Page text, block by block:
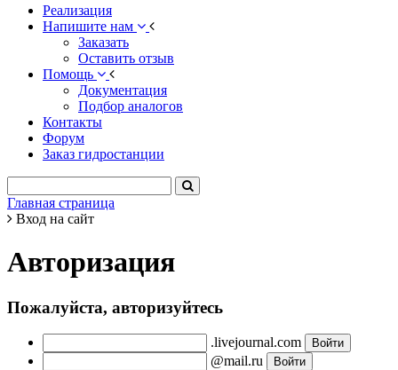
Реализация
Напишите нам
Заказать
Оставить отзыв
Помощь
Документация
Подбор аналогов
Контакты
Форум
Заказ гидростанции
Главная страница
Вход на сайт
Авторизация
Пожалуйста, авторизуйтесь
.livejournal.com
@mail.ru